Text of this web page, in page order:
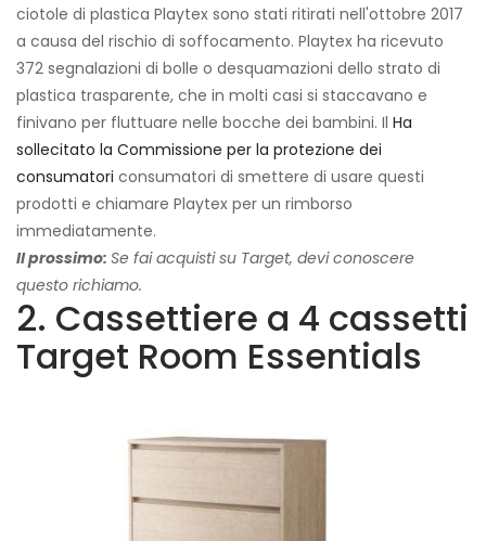
ciotole di plastica Playtex sono stati ritirati nell'ottobre 2017
a causa del rischio di soffocamento. Playtex ha ricevuto
372 segnalazioni di bolle o desquamazioni dello strato di
plastica trasparente, che in molti casi si staccavano e
finivano per fluttuare nelle bocche dei bambini. Il Ha
sollecitato la Commissione per la protezione dei
consumatori consumatori di smettere di usare questi
prodotti e chiamare Playtex per un rimborso
immediatamente.
Il prossimo: Se fai acquisti su Target, devi conoscere
questo richiamo.
2. Cassettiere a 4 cassetti
Target Room Essentials